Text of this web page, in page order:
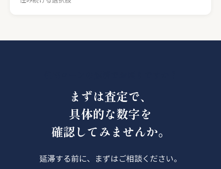
まずは査定で、
具体的な数字を
確認してみませんか。
延滞する前に、まずはご相談ください。